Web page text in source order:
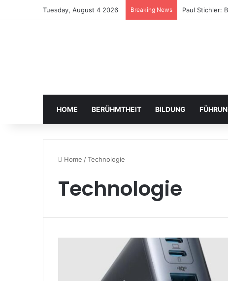
Tuesday, August 4 2026 Breaking News Paul Stichler:
HOME BERÜHMTHEIT BILDUNG
Home /Technologie
Technologie